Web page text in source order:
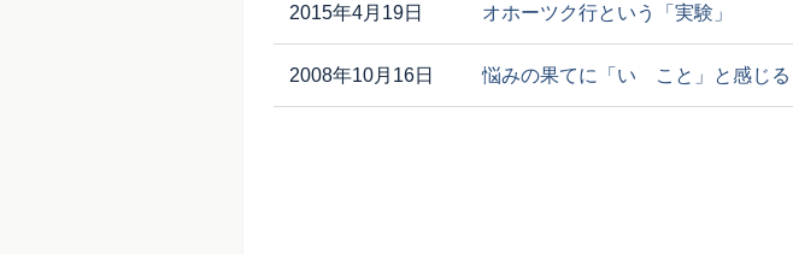
2015年4月19日 オホーツク行という「実験」
2008年10月16日 悩みの果てに「いゝこと」と感じる